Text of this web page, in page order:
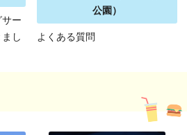
ー
し
公園）
よくある質問